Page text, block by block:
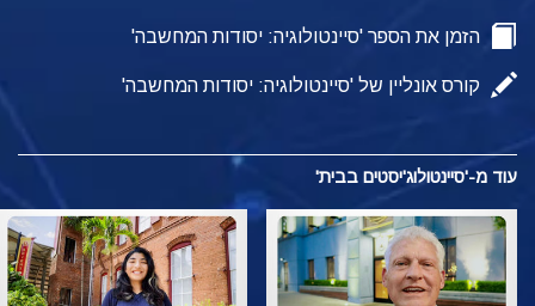
הזמן את הספר 'סיינטולוגיה: יסודות המחשבה'
קורס אונליין של 'סיינטולוגיה: יסודות המחשבה'
עוד מ-'סיינטולוג'יסטים בבית'